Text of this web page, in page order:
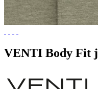
VENTI Body Fit